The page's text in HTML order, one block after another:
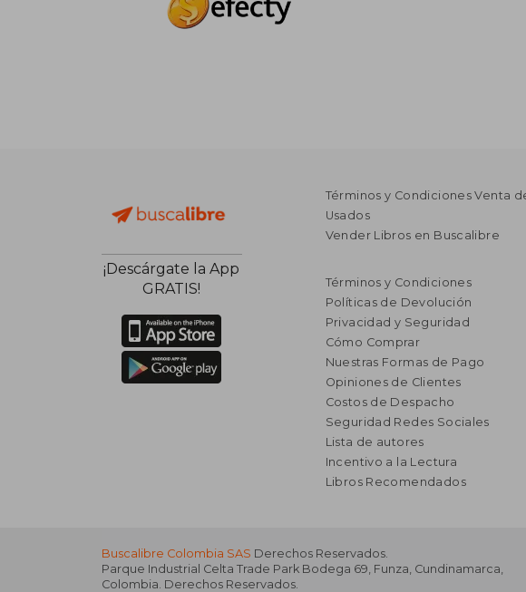
¡Descárgate la App
GRATIS!
Términos y Condiciones Venta
Usados
Vender Libros en Buscalibre
Términos y Condiciones
Políticas de Devolución
Privacidad y Seguridad
Cómo Comprar
Nuestras Formas de Pago
Opiniones de Clientes
Costos de Despacho
Seguridad Redes Sociales
Lista de autores
Incentivo a la Lectura
Libros Recomendados
Buscalibre Colombia SAS Derechos Reservados.
Parque Industrial Celta Trade Park Bodega 69, Funza, Cundinamarca,
Colombia. Derechos Reservados.